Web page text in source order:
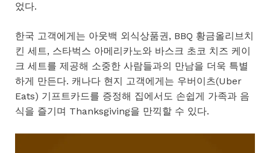
었다.
한국 고객에게는 아웃백 외식상품권, BBQ 황금올리브치
킨 세트, 스타벅스 아메리카노와 바스크 초코 치즈 케이
크 세트를 제공해 소중한 사람들과의 만남을 더욱 특별
하게 만든다. 캐나다 현지 고객에게는 우버이츠(Uber
Eats) 기프트카드를 증정해 집에서도 손쉽게 가족과 음
식을 즐기며 Thanksgiving을 만끽할 수 있다.